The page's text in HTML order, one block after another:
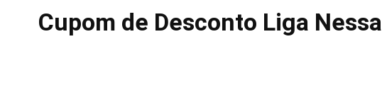
Cupom de Desconto Liga Nessa